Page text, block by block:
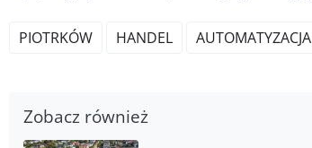
PIOTRKÓW HANDEL AUTOMATYZACJA
Zobacz również